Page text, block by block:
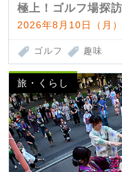
極上！ゴルフ場探訪
2026年8月10日（月
ゴルフ 趣味
旅・くらし